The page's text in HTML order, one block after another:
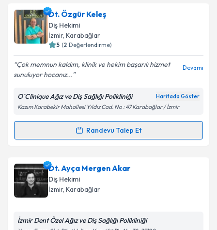
Dt. Görkem Kemal Osmay
talebi oluşturun. Size bu uzmandan randevu almanız
için bir takvim hazırlandığında e-posta ile
bilgilendireceğiz.
E-posta Adresiniz
Kişisel verilerimin işlenmesine ilişkinAydınlatma
Metni'ni okudum ve kişisel verilerimin belirtilen
kapsamda işlenmesini kabul ediyorum.
Dt. Özgür Keleş
Diş Hekimi
İzmir, Karabağlar
5 (2 Değerlendirme)
Çok memnun kaldım, klinik ve hekim başarılı hizmet
sunuluyor hocanız...
Devamı
O`Clinique Ağız ve Diş Sağlığı Polikliniği Haritada Göster
Kazım Karabekir Mahallesi Yıldız Cad. No : 47 Karabağlar / İzmir
Randevu Talep Et
Randevu Takvimi Talebi
Dt. Özgür Keleşiçin randevu takvimi talebi oluşturun.
Size bu uzmandan randevu almanız için bir takvim
hazırlandığında e-posta ile bilgilendireceğiz.
Dt. Ayça Mergen Akar
Diş Hekimi
İzmir, Karabağlar
İzmir Dent Özel Ağız ve Diş Sağlığı Polikliniği